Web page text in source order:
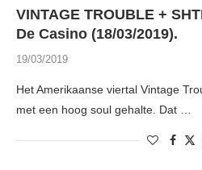
VINTAGE TROUBLE +
De Casino (18/03/2019).
19/03/2019
Het Amerikaanse viertal Vintage
met een hoog soul gehalte. Dat …